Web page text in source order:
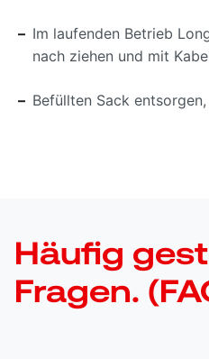
Im laufenden Betrieb
nach­ ziehen und mit
Befüllten Sack
Häufig
Fragen.